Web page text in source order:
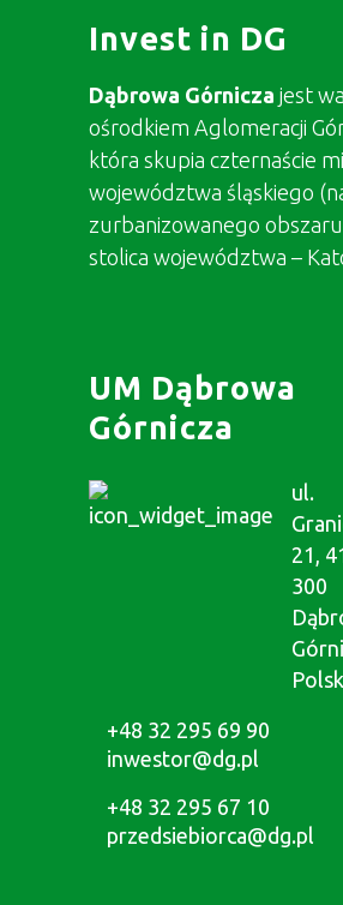
Invest in DG
Dąbrowa Górnicza jest
ośrodkiem Aglomeracji
która skupia czternaście
województwa śląskiego
zurbanizowanego obszaru
stolica województwa –
UM Dąbrowa
Górnicza
ul.
21,
300
+48 32 295 69 90
inwestor@dg.pl
+48 32 295 67 10
przedsiebiorca@dg.pl